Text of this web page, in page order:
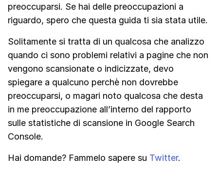
preoccuparsi. Se hai delle preoccupazioni a
riguardo, spero che questa guida ti sia stata utile.
Solitamente si tratta di un qualcosa che analizzo
quando ci sono problemi relativi a pagine che non
vengono scansionate o indicizzate, devo
spiegare a qualcuno perchè non dovrebbe
preoccuparsi, o magari noto qualcosa che desta
in me preoccupazione all’interno del rapporto
sulle statistiche di scansione in Google Search
Console.
Hai domande? Fammelo sapere su Twitter.